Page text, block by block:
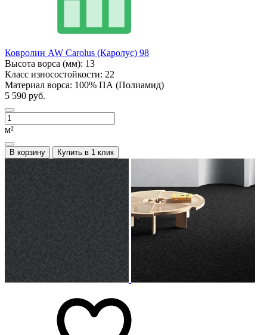
Ковролин AW Carolus (Каролус) 98
Высота ворса (мм): 13
Класс износостойкости: 22
Материал ворса: 100% ПА (Полиамид)
5 590 руб.
м²
В корзину Купить в 1 клик